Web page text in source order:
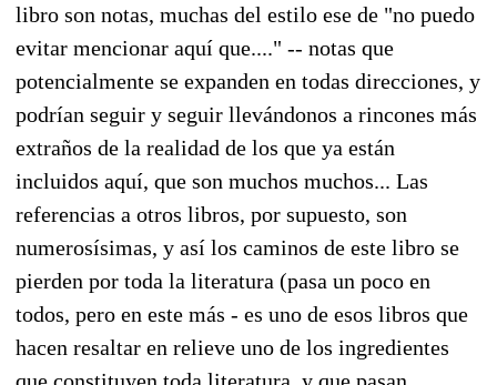
libro son notas, muchas del estilo ese de "no puedo
evitar mencionar aquí que...." -- notas que
potencialmente se expanden en todas direcciones, y
podrían seguir y seguir llevándonos a rincones más
extraños de la realidad de los que ya están
incluidos aquí, que son muchos muchos... Las
referencias a otros libros, por supuesto, son
numerosísimas, y así los caminos de este libro se
pierden por toda la literatura (pasa un poco en
todos, pero en este más - es uno de esos libros que
hacen resaltar en relieve uno de los ingredientes